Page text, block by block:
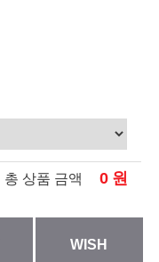
총 상품 금액 0 원
WISH